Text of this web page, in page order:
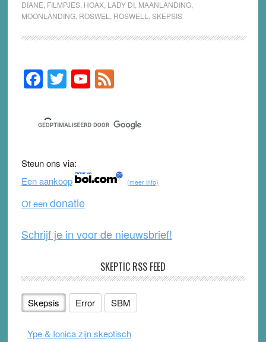
DIANE FILMPJES, HOAX, LADY DI, MAANLANDING,
MOONLANDING, ROSWEL ROSWELL SKEPSIS
Primary
Sidebar
F
a
c
e
b
o
o
k
T
wi
tt
er
Y
o
u
T
b
e
F
e
d
Steun ons via:
Een aankoop
(meer info)
Of eendonatie
Schrijf je in voor de nieuwsbrief!
SKEPTIC RSS FEED
Skepsis Error SBM
Ype & Ionica zijn skeptisch